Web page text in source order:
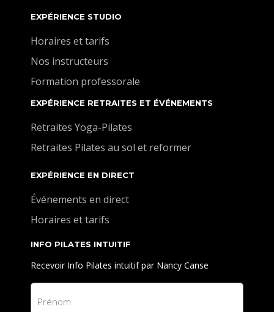
EXPÉRIENCE STUDIO
Horaires et tarifs
Nos instructeurs
Formation professorale
EXPÉRIENCE RETRAITES ET ÉVÉNEMENTS
Retraites Yoga-Pilates
Retraites Pilates au sol et reformer
EXPÉRIENCE EN DIRECT
Événements en direct
Horaires et tarifs
INFO PILATES INTUITIF
Recevoir Info Pilates intuitif par Nancy Canse